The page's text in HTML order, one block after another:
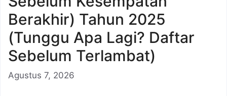
Berakhir) Tahun 2025
(Tunggu Apa Lagi? Daftar
Sebelum Terlambat)
Agustus 7, 2026